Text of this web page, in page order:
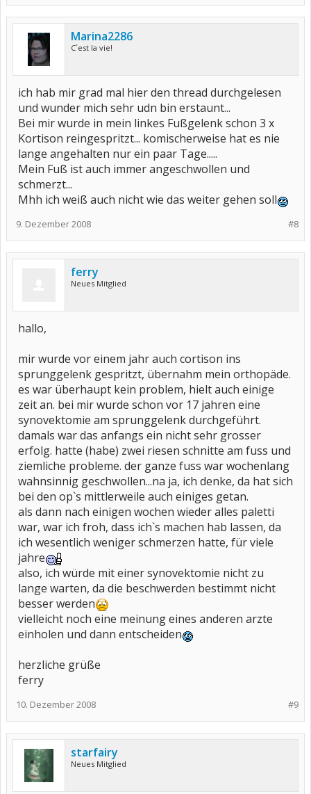
Marina2286
C´est la vie!
ich hab mir grad mal hier den thread durchgelesen
und wunder mich sehr udn bin erstaunt...
Bei mir wurde in mein linkes Fußgelenk schon 3 x
Kortison reingespritzt... komischerweise hat es nie
lange angehalten nur ein paar Tage.....
Mein Fuß ist auch immer angeschwollen und
schmerzt...
Mhh ich weiß auch nicht wie das weiter gehen soll
#8
9. Dezember 2008
ferry
Neues Mitglied
hallo,
mir wurde vor einem jahr auch cortison ins
sprunggelenk gespritzt, übernahm mein orthopäde.
es war überhaupt kein problem, hielt auch einige
zeit an. bei mir wurde schon vor 17 jahren eine
synovektomie am sprunggelenk durchgeführt.
damals war das anfangs ein nicht sehr grosser
erfolg. hatte (habe) zwei riesen schnitte am fuss und
ziemliche probleme. der ganze fuss war wochenlang
wahnsinnig geschwollen...na ja, ich denke, da hat sich
bei den op`s mittlerweile auch einiges getan.
als dann nach einigen wochen wieder alles paletti
war, war ich froh, dass ich`s machen hab lassen, da
ich wesentlich weniger schmerzen hatte, für viele
jahre
also, ich würde mit einer synovektomie nicht zu
lange warten, da die beschwerden bestimmt nicht
besser werden
vielleicht noch eine meinung eines anderen arzte
einholen und dann entscheiden
herzliche grüße
ferry
#9
10. Dezember 2008
starfairy
Neues Mitglied